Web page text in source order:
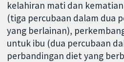
kelahiran mati dan
(tiga percubaan dalam dua
yang berlainan),
untuk ibu (dua percubaan
perbandingan diet yang